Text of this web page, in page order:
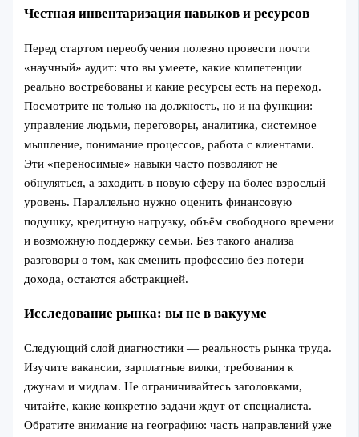
Честная инвентаризация навыков и ресурсов
Перед стартом переобучения полезно провести почти
«научный» аудит: что вы умеете, какие компетенции
реально востребованы и какие ресурсы есть на переход.
Посмотрите не только на должность, но и на функции:
управление людьми, переговоры, аналитика, системное
мышление, понимание процессов, работа с клиентами.
Эти «переносимые» навыки часто позволяют не
обнуляться, а заходить в новую сферу на более взрослый
уровень. Параллельно нужно оценить финансовую
подушку, кредитную нагрузку, объём свободного времени
и возможную поддержку семьи. Без такого анализа
разговоры о том, как сменить профессию без потери
дохода, остаются абстракцией.
Исследование рынка: вы не в вакууме
Следующий слой диагностики — реальность рынка труда.
Изучите вакансии, зарплатные вилки, требования к
джунам и мидлам. Не ограничивайтесь заголовками,
читайте, какие конкретно задачи ждут от специалиста.
Обратите внимание на географию: часть направлений уже